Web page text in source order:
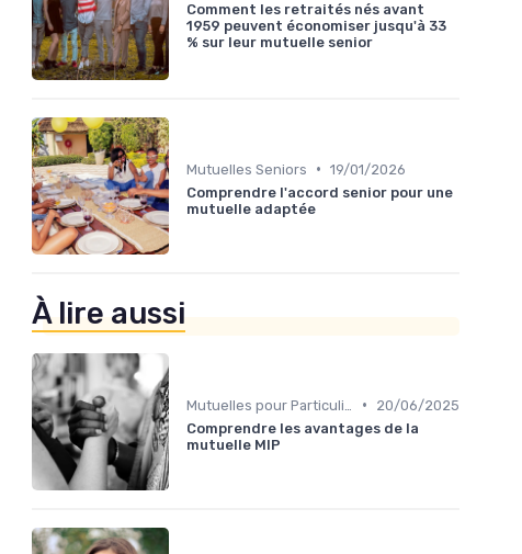
Comment les retraités nés avant
1959 peuvent économiser jusqu'à 33
% sur leur mutuelle senior
Mutuelles Seniors • 19/01/2026
Comprendre l'accord senior pour une
mutuelle adaptée
À lire aussi
•
20/06/2025
Comprendre les avantages de la
mutuelle MIP